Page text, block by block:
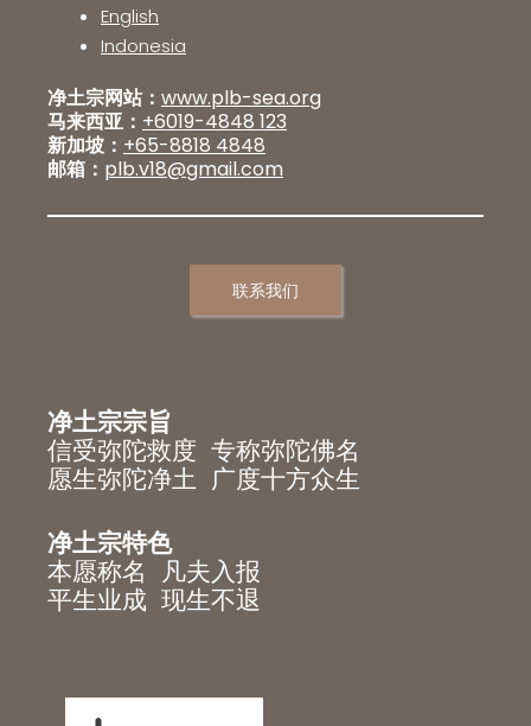
English
Indonesia
净土宗网站： www.plb-sea.org
马来西亚： +6019-4848 123
新加坡： +65-8818 4848
邮箱： plb.v18@gmail.com
联系我们
净土宗宗旨
信受弥陀救度 专称弥陀佛名
愿生弥陀净土 广度十方众生
净土宗特色
本愿称名 凡夫入报
平生业成 现生不退